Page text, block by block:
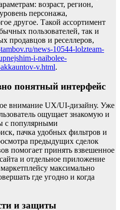
возраст, регион,
персонажа,
другое. Такой ассортимент
пользователей, так и
продавцов и реселлеров,
news-10544-lolzteam-
i-naibolee-
v.html.
понятный интерфейс
внимание UX/UI-дизайну. Уже
ощущает знакомую и
с популярными
пачка удобных фильтров и
предыдущих сделок
помогает принять взвешенное
и отдельное приложение
максимально
где угодно и когда
и защиты